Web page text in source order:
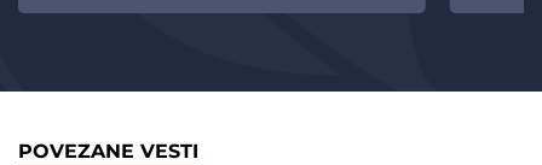
POVEZANE VESTI